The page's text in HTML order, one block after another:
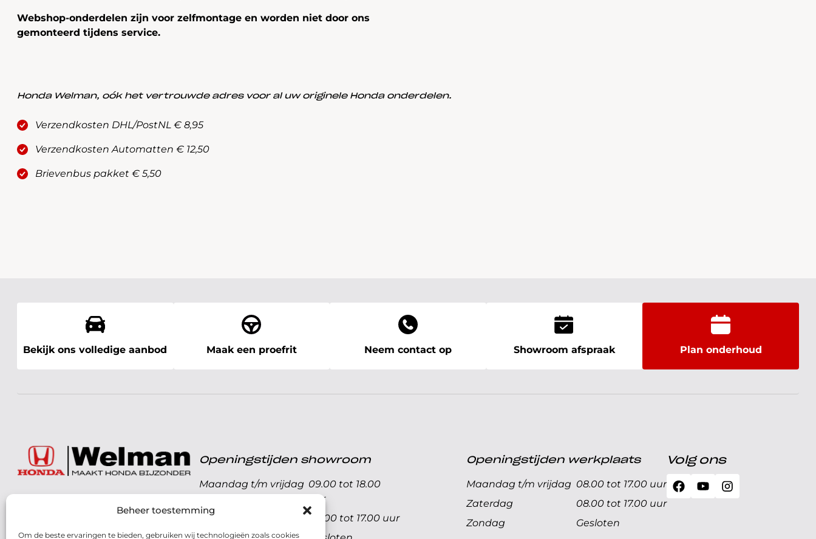
Beheer toestemming
Om de beste ervaringen te bieden, gebruiken wij technologieën zoals cookies
Webshop-onderdelen zijn voor zelfmontage en worden niet door ons
gemonteerd tijdens service.
Honda Welman, oók het vertrouwde adres voor al uw originele Honda onderdelen.
Verzendkosten DHL/PostNL € 8,95
Verzendkosten Automatten € 12,50
Brievenbus pakket € 5,50
Bekijk ons volledige aanbod Maak een proefrit Neem contact op Showroom afspraak Plan onderhoud
072 - 57 16 9 40
Parelweg 3, 1812 RS
Openingstijden showroom
Maandag t/m vrijdag 09.00 tot 18.00
uur
Zaterdag
09.00 tot 17.00 uur
Openingstijden werkplaats
Maandag t/m vrijdag 08.00 tot 17.00 uur
Zaterdag
08.00 tot 17.00 uur
Zondag
Gesloten
Volg ons